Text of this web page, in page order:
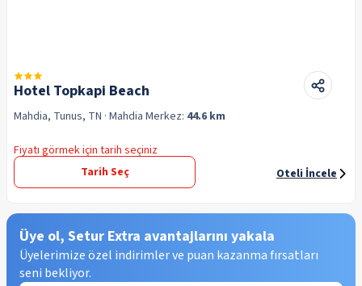
Hotel Topkapi Beach
Mahdia, Tunus, TN · Mahdia Merkez: 44.6 km
Fiyatı görmek için tarih seçiniz
Tarih Seç
Oteli İncele
Üye ol, Setur Extra avantajlarını yakala
Üyelerimize özel indirimler ve puan kazanma fırsatları
seni bekliyor.